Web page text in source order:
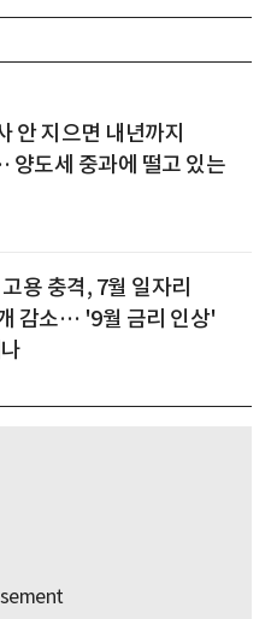
안 지으면 내년까지
도세 중과에 떨고 있는
용 충격, 7월 일자리
감소… '9월 금리 인상'